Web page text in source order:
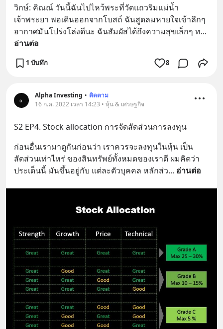
วิกษ์: คิณณ์ วันนี้ฉันไปไหว้พระที่วัดแถวริมแม่น้ำ
เจ้าพระยา พอเดินออกจากโบสถ์ ฉันสูดลมหายใจเข้าลึกๆ
อากาศมันโปร่งโล่งดีนะ ฉันสัมผัสได้ถึงความสุขเล็กๆ ท
อ่านต่อ
1 บันทึก 8
Alpha Investing • ติดตาม
16 ก.ค. 2022 เวลา 14:23 • หุ้น & เศรษฐกิจ
S2 EP4. Stock allocation การจัดสัดส่วนการลงทุน
ก่อนอื่นเรามาดูกันก่อนว่า เราควรจะลงทุนในหุ้น เป็น
สัดส่วนเท่าไหร่ ของสินทรัพย์ทั้งหมดของเราดี ผมคิดว่า
ประเด็นนี้ มันขึ้นอยู่กับ แต่ละตัวบุคคล หลักส่ว... อ่านต่อ